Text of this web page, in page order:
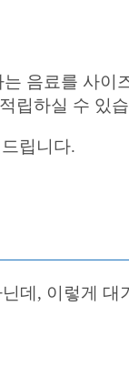
음료를 사이
립하실 수 있
립니다.
데, 이렇게 대